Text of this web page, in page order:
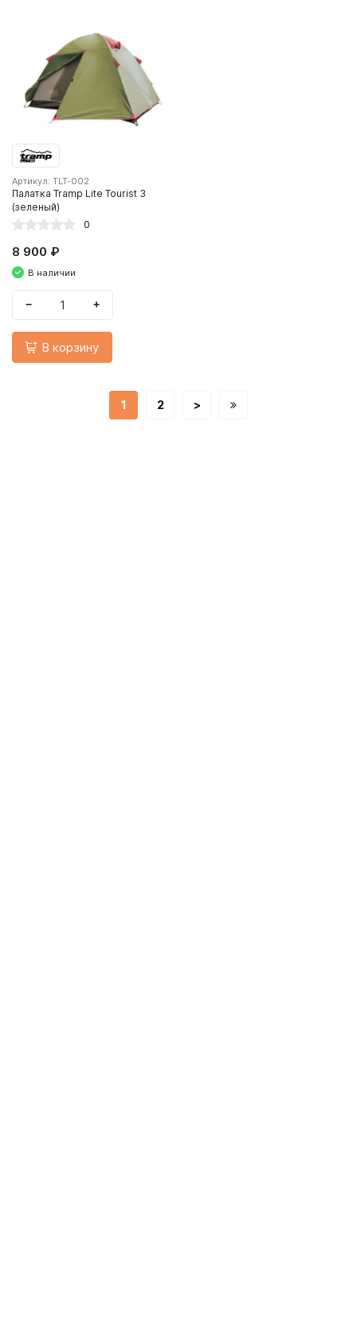
Артикул: TLT-002
Палатка Tramp Lite Tourist 3
(зеленый)
0
8 900 ₽
В наличии
− +
В корзину
1 2 >